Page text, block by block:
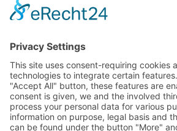
consent to load the
Google Maps
to embed map content that
may collect data about your
activity. Please review the
details and accept the
service to see this map.